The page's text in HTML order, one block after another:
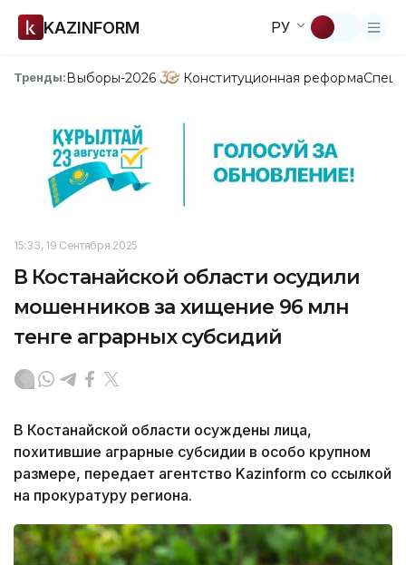
KAZINFORM РУ
Тренды:Выборы-2026 Конституционная реформа
15:33, 19 Сентября 2025
В Костанайской области осудили
мошенников за хищение 96 млн
тенге аграрных субсидий
В Костанайской области осуждены лица,
похитившие аграрные субсидии в особо крупном
размере, передает агентство Kazinform со ссылкой
на прокуратуру региона.